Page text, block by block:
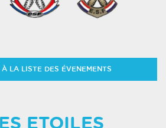
À LA LISTE DES ÉVENEMENTS
ETOILES